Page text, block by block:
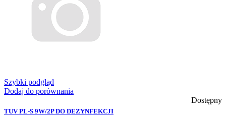
Szybki podgląd
Dodaj do porównania
Dostępny
TUV PL-S 9W/2P DO DEZYNFEKCJI